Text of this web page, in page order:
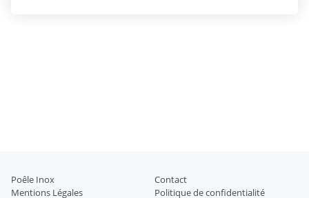
Poêle Inox
Contact
Mentions Légales
Politique de confidentialité